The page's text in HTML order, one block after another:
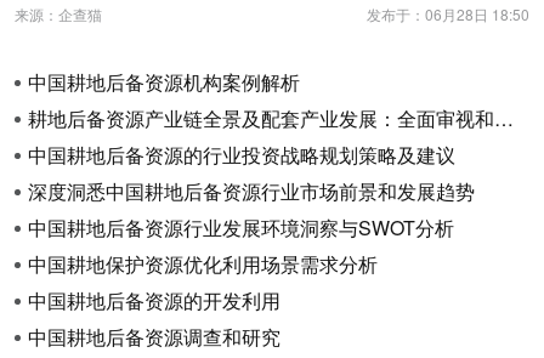
来源：企查猫 发布于：06月28日 18:50
中国耕地后备资源机构案例解析
耕地后备资源产业链全景及配套产业发展：全面审视和推动创新发展
中国耕地后备资源的行业投资战略规划策略及建议
深度洞悉中国耕地后备资源行业市场前景和发展趋势
中国耕地后备资源行业发展环境洞察与SWOT分析
中国耕地保护资源优化利用场景需求分析
中国耕地后备资源的开发利用
中国耕地后备资源调查和研究